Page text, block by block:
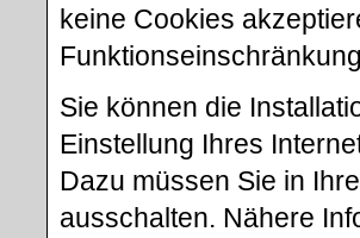
keine Cookies
Sie können die
Einstellung Ihres
Dazu müssen Sie in
ausschalten. Nähere